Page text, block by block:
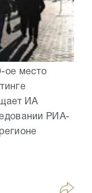
ое место
ИА
РИА-